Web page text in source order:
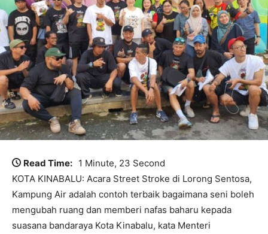
Read Time: 1 Minute, 23 Second
KOTA KINABALU: Acara Street Stroke di Lorong Sentosa,
Kampung Air adalah contoh terbaik bagaimana seni boleh
mengubah ruang dan memberi nafas baharu kepada
suasana bandaraya Kota Kinabalu, kata Menteri